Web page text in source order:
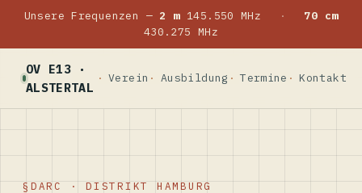
Unsere Frequenzen — 2 m145.550 MHz ·
70 cm
430.275 MHz
OV E13 ·
ALSTERTAL
Verein Ausbildung Termine Kontakt
DARC · DISTRIKT HAMBURG